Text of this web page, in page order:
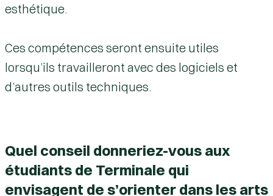
esthétique.
Ces compétences seront ensuite utiles
lorsqu’ils travailleront avec des logiciels et
d’autres outils techniques.
Quel conseil donneriez-vous aux
étudiants de Terminale qui
envisagent de s’orienter dans les arts